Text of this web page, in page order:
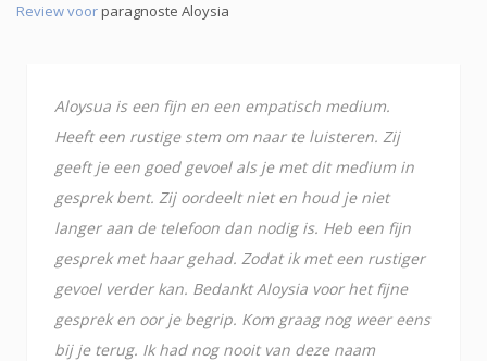
Review voorparagnoste Aloysia
Aloysua is een fijn en een empatisch medium.
Heeft een rustige stem om naar te luisteren. Zij
geeft je een goed gevoel als je met dit medium in
gesprek bent. Zij oordeelt niet en houd je niet
langer aan de telefoon dan nodig is. Heb een fijn
gesprek met haar gehad. Zodat ik met een rustiger
gevoel verder kan. Bedankt Aloysia voor het fijne
gesprek en oor je begrip. Kom graag nog weer eens
bij je terug. Ik had nog nooit van deze naam